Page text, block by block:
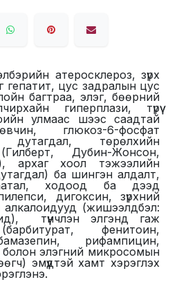
атеросклероз, зүрх
цус задралын цус
багтраа, элэг, бөөрний
гиперплази, түрүү
улмаас шээс саадтай
глюкоз-6-фосфат
төрөлхийн
Дубин-Жонсон,
архаг хоол тэжээлийн
ба шингэн алдалт,
ходоод ба дээд
дигоксин, зүрхний
(жишээлдбэл:
түүнчлэн элгэнд гаж
фенитоин,
рифампицин,
элэгний микросомын
эмүүдтэй хамт хэрэглэх